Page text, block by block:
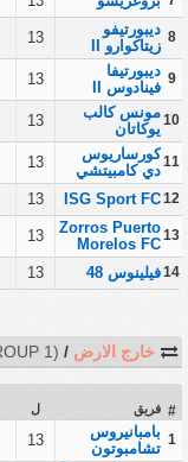
8 ديبورتيفو
زيتاكوارو II
13
9 ديبورتيفا
فينادوس II
13
10مونس كالب
يوكاتان
13
11كورساريوس
دي كامبيتشي
13
12
ISG Sport FC
13
13
Zorros Puerto
Morelos FC
13
14فيلينوس 48 13
خارج الارض / BTTS
1)
# فريق ل
1 بامبانيروس
تشامبوتون
13